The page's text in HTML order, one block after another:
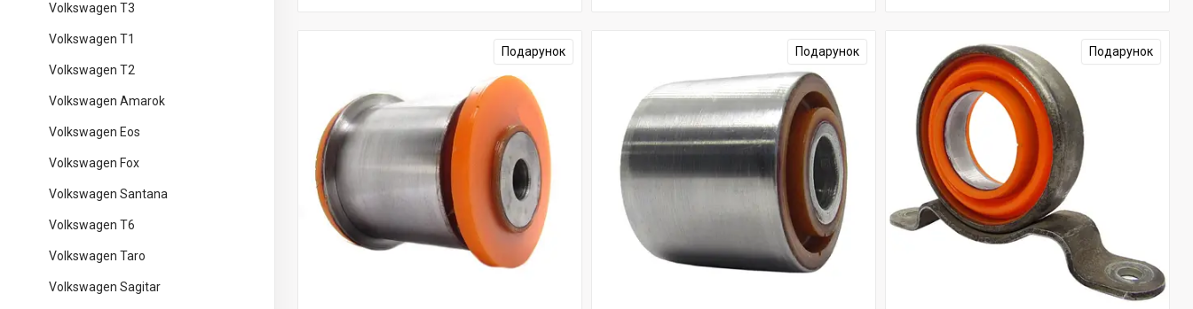
Volkswagen T3
Volkswagen T1
Volkswagen T2
Volkswagen Amarok
Volkswagen Eos
Volkswagen Fox
Volkswagen Santana
Volkswagen T6
Volkswagen Taro
Volkswagen Sagitar
Подарунок Подарунок Подарунок